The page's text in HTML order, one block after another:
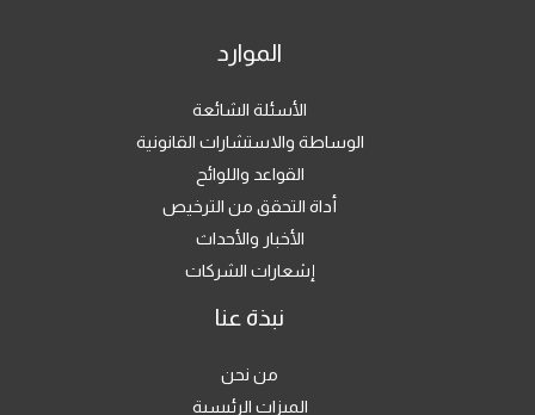
الموارد
الأسئلة الشائعة
الوساطة والاستشارات القانونية
القواعد واللوائح
أداة التحقق من الترخيص
الأخبار والأحداث
إشعارات الشركات
نبذة عنا
من نحن
الميزات الرئيسية